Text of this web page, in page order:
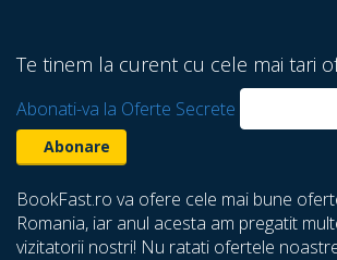
Te tinem la curent cu cele mai tari
Abonati-va la Oferte Secrete
BookFast.ro va ofere cele mai bune
Romania, iar anul acesta am pregatit
vizitatorii nostri! Nu ratati ofertele